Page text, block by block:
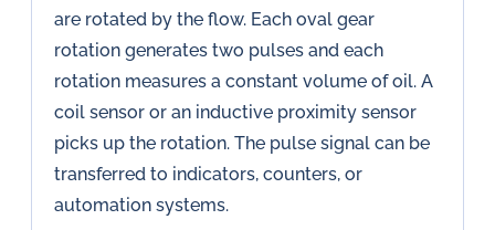
are rotated by the flow. Each oval gear
rotation generates two pulses and each
rotation measures a constant volume of oil. A
coil sensor or an inductive proximity sensor
picks up the rotation. The pulse signal can be
transferred to indicators, counters, or
automation systems.